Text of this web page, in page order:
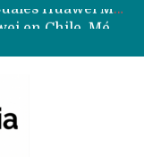
Data Centers de Huawei en Chile, México, Brasil,Perú y Argentina podrían verse afectados por arremetida de EE.UU